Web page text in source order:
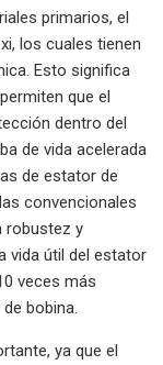
primarios, el
los cuales tienen
Esto significa
que el
dentro del
de vida acelerada
de estator de
convencionales
robustez y
vida útil del estator
veces más
bobina.
ya que el